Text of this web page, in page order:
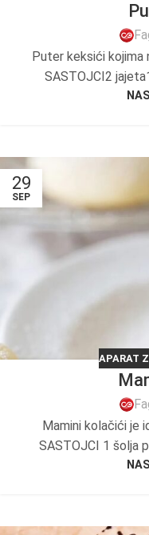
Puter keksići kojima
SASTOJCI2
29
SEP
APARAT
Mamini kolačići je
SASTOJCI 1 šolja